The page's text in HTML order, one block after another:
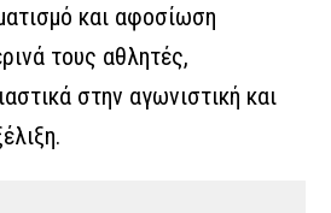
και αφοσίωση
τους αθλητές,
στην αγωνιστική και